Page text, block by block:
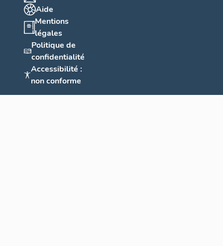
Aide
Mentions
légales
Politique de
confidentialité
Accessibilité :
non conforme